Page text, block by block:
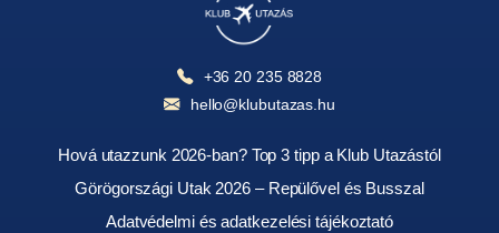
+36 20 235 8828
hello@klubutazas.hu
Hová utazzunk 2026-ban? Top 3 tipp a Klub Utazástól
Görögországi Utak 2026 – Repülővel és Busszal
Adatvédelmi és adatkezelési tájékoztató